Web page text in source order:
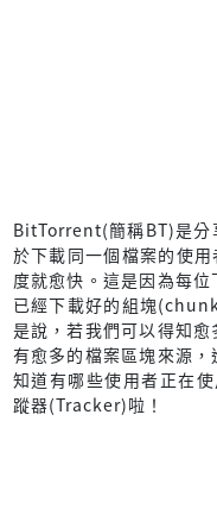
BitTorrent(簡稱BT)是分
於下載同一個檔案的使
度就愈快。這是因為每
已經下載好的組塊
是說，若我們可以得知
有愈多的檔案區塊來源
知道有哪些使用者正在
蹤器(Tracker)啦！